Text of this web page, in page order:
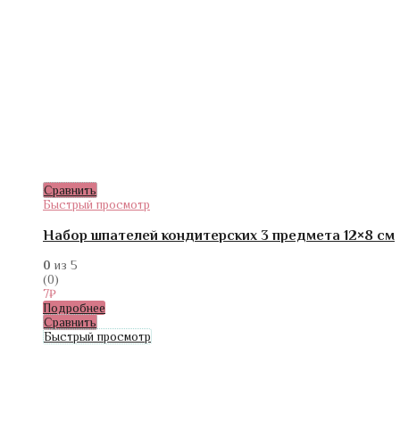
Сравнить
Быстрый просмотр
Набор шпателей кондитерских 3 предмета 12×8 см
0 из 5
(0)
7₽
Подробнее
Сравнить
Быстрый просмотр